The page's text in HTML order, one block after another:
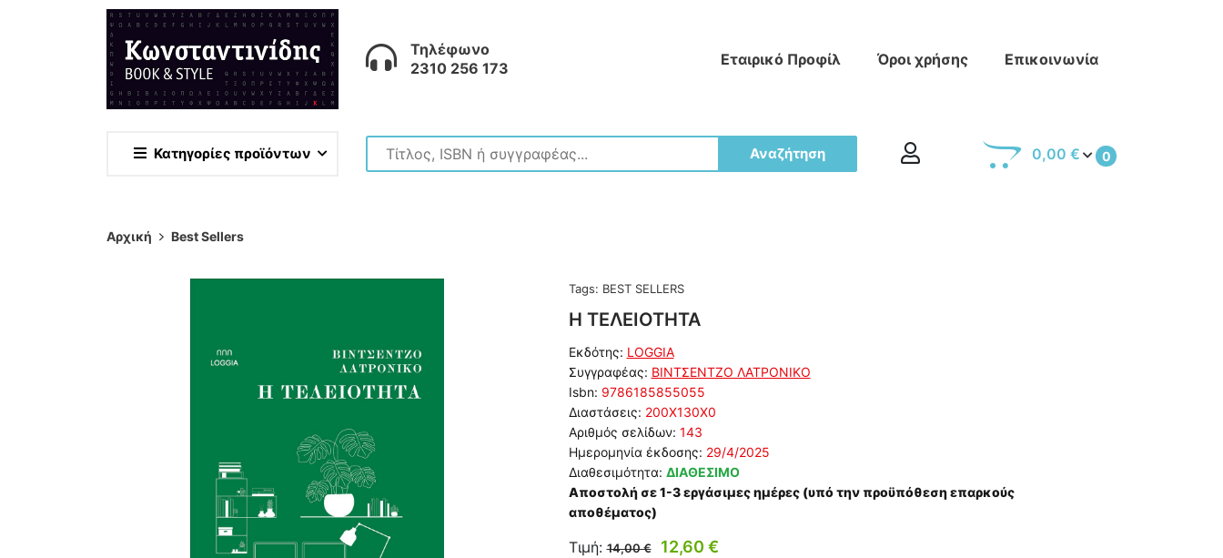
Τηλέφωνο
2310 256 173
Εταιρικό Προφίλ Όροι χρήσης Επικοινωνία
Κατηγορίες προϊόντων Αναζήτηση 0
0,00 €
Αρχική Best Sellers
Tags: BEST SELLERS
Η ΤΕΛΕΙΟΤΗΤΑ
Εκδότης: LOGGIA
Συγγραφέας: ΒΙΝΤΣΕΝΤΖΟ ΛΑΤΡΟΝΙΚΟ
Isbn: 9786185855055
Διαστάσεις: 200Χ130Χ0
Αριθμός σελίδων: 143
Ημερομηνία έκδοσης: 29/4/2025
Διαθεσιμότητα: ΔΙΑΘΕΣΙΜΟ
Αποστολή σε 1-3 εργάσιμες ημέρες (υπό την προϋπόθεση επαρκούς
αποθέματος)
Τιμή:14,00 € 12,60 €